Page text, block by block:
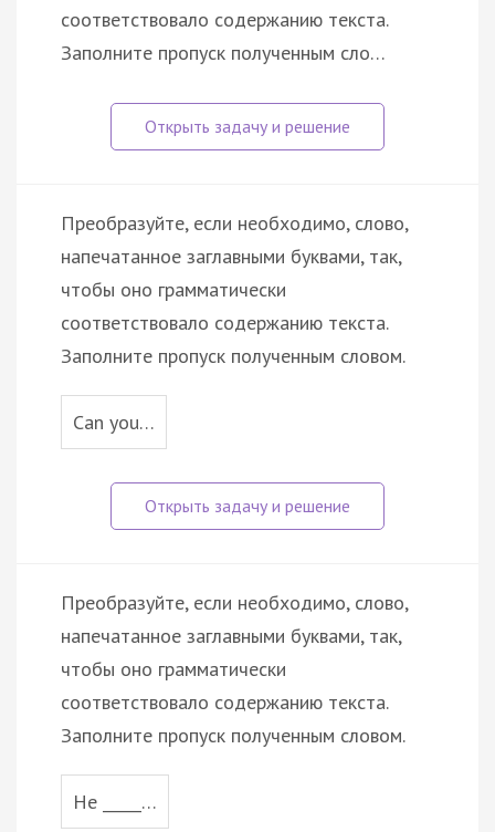
соответствовало содержанию текста.
Заполните пропуск полученным сло…
Преобразуйте, если необходимо, слово,
напечатанное заглавными буквами, так,
чтобы оно грамматически
соответствовало содержанию текста.
Заполните пропуск полученным словом.
Can you…
Преобразуйте, если необходимо, слово,
напечатанное заглавными буквами, так,
чтобы оно грамматически
соответствовало содержанию текста.
Заполните пропуск полученным словом.
He _____…